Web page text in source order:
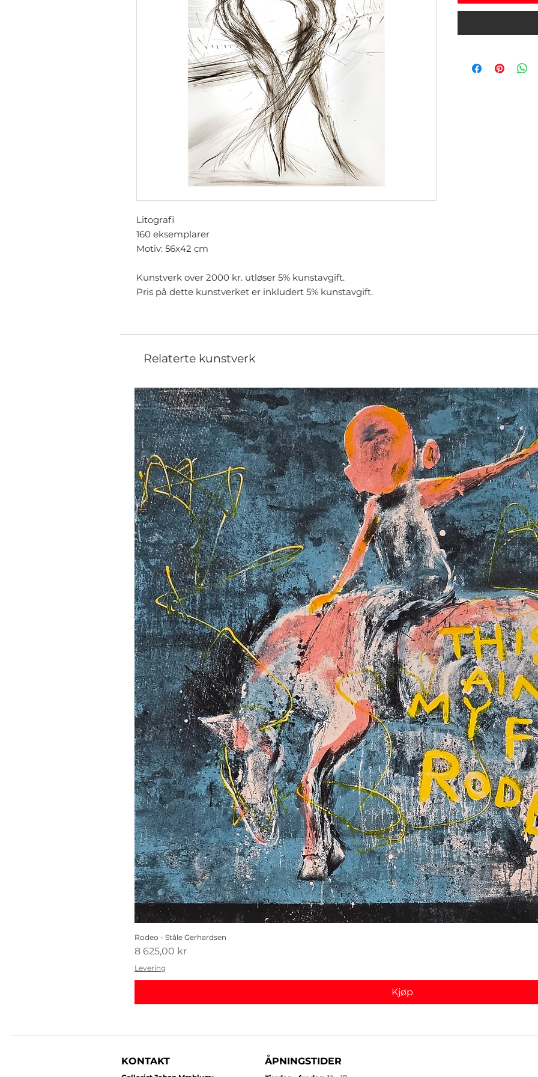
Litografi
160 eksemplarer
Motiv: 56x42 cm
Kunstverk over 2000 kr. utløser 5% kunstavgift.
Pris på dette kunstverket er inkludert 5% kunstavgift.
Relaterte kunstverk
Rodeo - Ståle Gerhardsen
Pris
8 625,00 kr
Levering
Kjøp
KONTAKT ÅPNINGSTIDER